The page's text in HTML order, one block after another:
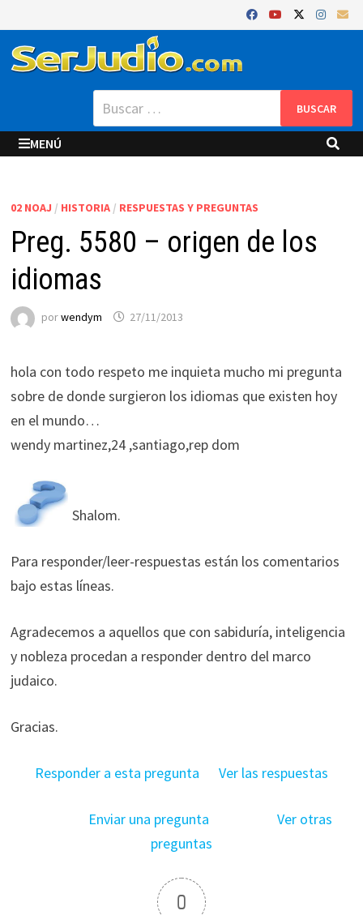
al
contenido
Buscar:
MENÚ
02 NOAJ / HISTORIA/ RESPUESTAS Y PREGUNTAS
Preg. 5580 – origen de los
idiomas
porwendym 27/11/2013
hola con todo respeto me inquieta mucho mi pregunta
sobre de donde surgieron los idiomas que existen hoy
en el mundo…
wendy martinez,24 ,santiago,rep dom
Shalom.
Para responder/leer-respuestas están los comentarios
bajo estas líneas.
Agradecemos a aquellos que con sabiduría, inteligencia
y nobleza procedan a responder dentro del marco
judaico.
Gracias.
Responder a esta pregunta Ver las respuestas
Enviar una pregunta
Ver otras
preguntas
0